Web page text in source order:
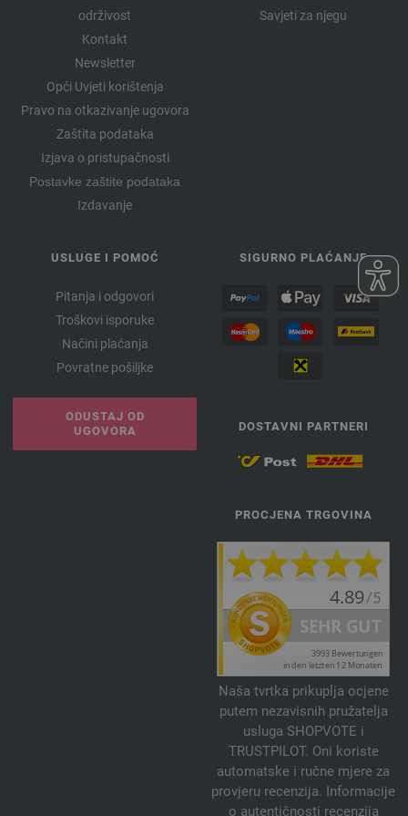
održivost
Kontakt
Newsletter
Opći Uvjeti korištenja
Pravo na otkazivanje ugovora
Zaštita podataka
Izjava o pristupačnosti
Postavke zaštite podataka
Izdavanje
Savjeti za njegu
USLUGE I POMOĆ
Pitanja i odgovori
Troškovi isporuke
Načini plaćanja
Povratne pošiljke
ODUSTAJ OD
UGOVORA
SIGURNO PLAĆANJE
DOSTAVNI PARTNERI
PROCJENA TRGOVINA
Naša tvrtka prikuplja ocjene
putem nezavisnih pružatelja
usluga SHOPVOTE i
TRUSTPILOT. Oni koriste
automatske i ručne mjere za
provjeru recenzija. Informacije
o autentičnosti recenzija